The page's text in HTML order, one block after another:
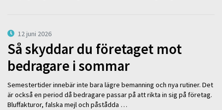
12 juni 2026
Så skyddar du företaget mot
bedragare i sommar
Semestertider innebär inte bara lägre bemanning och nya rutiner. Det
är också en period då bedragare passar på att rikta in sig på företag.
Bluffakturor, falska mejl och påstådda …